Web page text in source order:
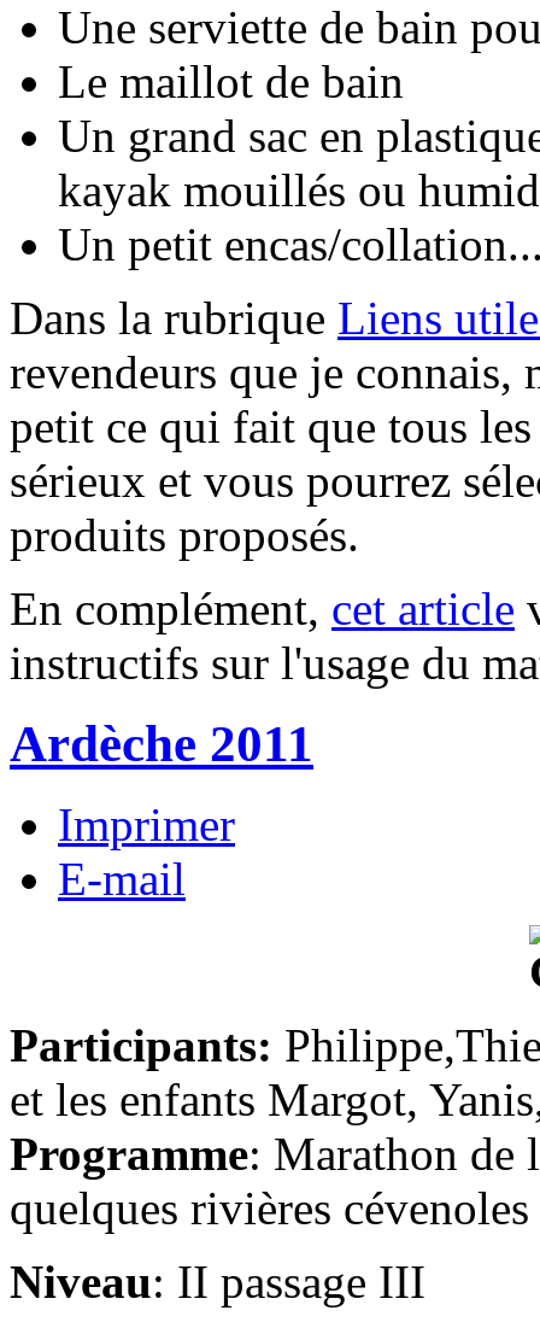
Une serviette de bain
Le maillot de bain
Un grand sac en
kayak mouillés ou
Un petit encas/
Dans la rubrique Liens
revendeurs que je connais,
petit ce qui fait que tous
sérieux et vous pourrez
produits proposés.
En complément, cet article
instructifs sur l'usage du
Ardèche 2011
Imprimer
E-mail
Participants:
et les enfants Margot,
Programme: Marathon de
quelques rivières cévenoles
Niveau: II passage III